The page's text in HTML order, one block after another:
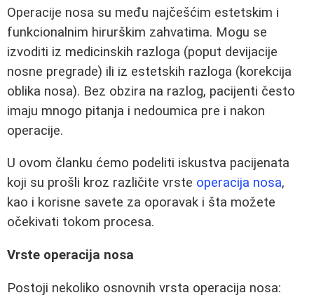
Operacije nosa su među najčešćim estetskim i
funkcionalnim hirurškim zahvatima. Mogu se
izvoditi iz medicinskih razloga (poput devijacije
nosne pregrade) ili iz estetskih razloga (korekcija
oblika nosa). Bez obzira na razlog, pacijenti često
imaju mnogo pitanja i nedoumica pre i nakon
operacije.
U ovom članku ćemo podeliti iskustva pacijenata
koji su prošli kroz različite vrste operacija nosa,
kao i korisne savete za oporavak i šta možete
očekivati tokom procesa.
Vrste operacija nosa
Postoji nekoliko osnovnih vrsta operacija nosa: